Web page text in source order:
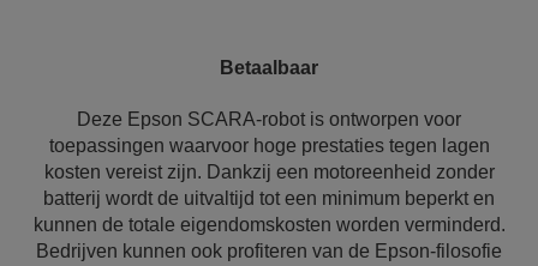
Betaalbaar
Deze Epson SCARA-robot is ontworpen voor
toepassingen waarvoor hoge prestaties tegen lagen
kosten vereist zijn. Dankzij een motoreenheid zonder
batterij wordt de uitvaltijd tot een minimum beperkt en
kunnen de totale eigendomskosten worden verminderd.
Bedrijven kunnen ook profiteren van de Epson-filosofie